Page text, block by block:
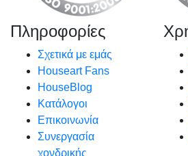
Πληροφορίες
Σχετικά με εμάς
Houseart Fans
HouseBlog
Κατάλογοι
Επικοινωνία
Συνεργασία
χονδρικής